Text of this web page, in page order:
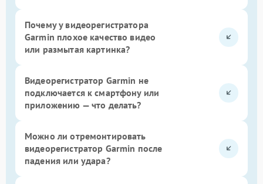
Почему у видеорегистратора
Garmin плохое качество видео
или размытая картинка?
Видеорегистратор Garmin не
подключается к смартфону или
приложению — что делать?
Можно ли отремонтировать
видеорегистратор Garmin после
падения или удара?